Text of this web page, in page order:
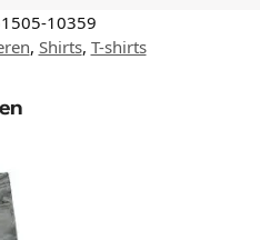
10359
, Shirts, T-shirts